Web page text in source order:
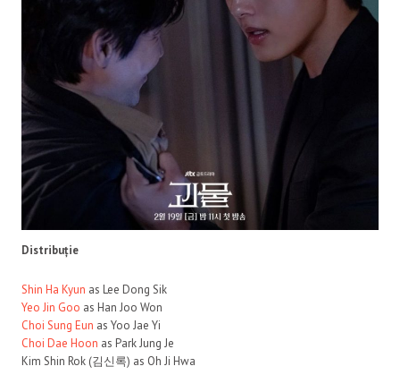
Distribuție
Shin Ha Kyun as Lee Dong Sik
Yeo Jin Goo as Han Joo Won
Choi Sung Eun as Yoo Jae Yi
Choi Dae Hoon as Park Jung Je
Kim Shin Rok (김신록) as Oh Ji Hwa